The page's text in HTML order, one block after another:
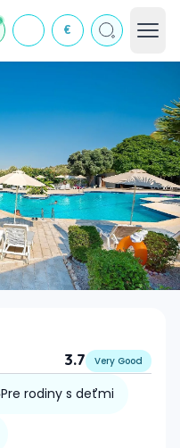
€
3.7 Very Good
Pre rodiny s deťmi